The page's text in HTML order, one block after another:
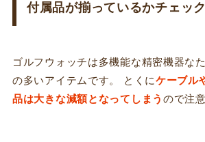
付属品が揃っているかチェッ
ゴルフウォッチは多機能な精密機器な
の多いアイテムです。 とくにケーブル
品は大きな減額となってしまうので注